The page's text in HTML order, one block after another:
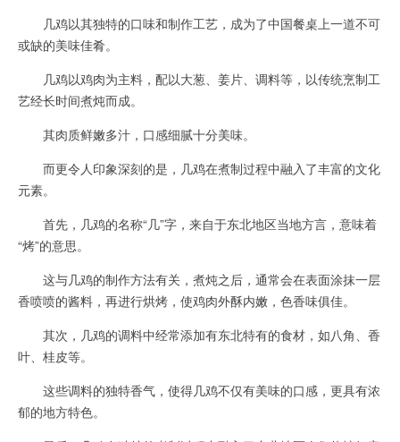
几鸡以其独特的口味和制作工艺，成为了中国餐桌上一道不可
或缺的美味佳肴。
几鸡以鸡肉为主料，配以大葱、姜片、调料等，以传统烹制工
艺经长时间煮炖而成。
其肉质鲜嫩多汁，口感细腻十分美味。
而更令人印象深刻的是，几鸡在煮制过程中融入了丰富的文化
元素。
首先，几鸡的名称“几”字，来自于东北地区当地方言，意味着
“烤”的意思。
这与几鸡的制作方法有关，煮炖之后，通常会在表面涂抹一层
香喷喷的酱料，再进行烘烤，使鸡肉外酥内嫩，色香味俱佳。
其次，几鸡的调料中经常添加有东北特有的食材，如八角、香
叶、桂皮等。
这些调料的独特香气，使得几鸡不仅有美味的口感，更具有浓
郁的地方特色。